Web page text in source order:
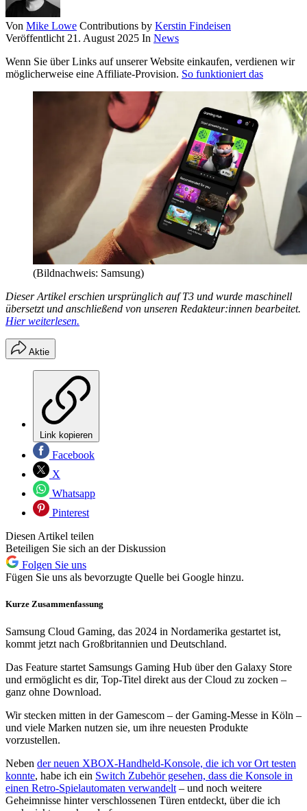
Von Mike Lowe Contributions by Kerstin Findeisen
Veröffentlicht 21. August 2025 In News
Wenn Sie über Links auf unserer Website einkaufen, verdienen wir
möglicherweise eine Affiliate-Provision. So funktioniert das
(Bildnachweis: Samsung)
Dieser Artikel erschien ursprünglich auf T3 und wurde maschinell
übersetzt und anschließend von unseren Redakteur:innen bearbeitet.
Hier weiterlesen.
Aktie
Link kopieren
Facebook
X
Whatsapp
Pinterest
Diesen Artikel teilen
Beteiligen Sie sich an der Diskussion
Folgen Sie uns
Fügen Sie uns als bevorzugte Quelle bei Google hinzu.
Kurze Zusammenfassung
Samsung Cloud Gaming, das 2024 in Nordamerika gestartet ist,
kommt jetzt nach Großbritannien und Deutschland.
Das Feature startet Samsungs Gaming Hub über den Galaxy Store
und ermöglicht es dir, Top-Titel direkt aus der Cloud zu zocken –
ganz ohne Download.
Wir stecken mitten in der Gamescom – der Gaming-Messe in Köln –
und viele Marken nutzen sie, um ihre neuesten Produkte
vorzustellen.
Neben der neuen XBOX-Handheld-Konsole, die ich vor Ort testen
konnte, habe ich ein Switch Zubehör gesehen, dass die Konsole in
einen Retro-Spielautomaten verwandelt – und noch weitere
Geheimnisse hinter verschlossenen Türen entdeckt, über die ich